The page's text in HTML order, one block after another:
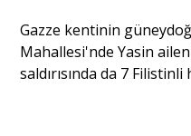
Gazze kentinin
Mahallesi'nde Yasin
saldırısında da 7 Filistinli